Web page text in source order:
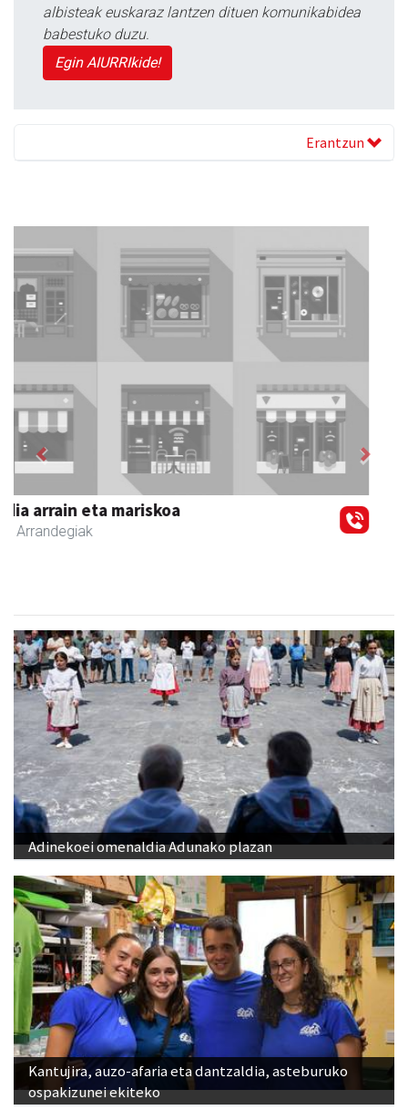
albisteak euskaraz lantzen dituen komunikabidea
babestuko duzu.
Egin AIURRIkide!
Erantzun
Zubimusu Ikastola
Zizurkil - Hezkuntza
Previous
Adinekoei omenaldia Adunako plazan
Kantujira, auzo-afaria eta dantzaldia, asteburuko
ospakizunei ekiteko